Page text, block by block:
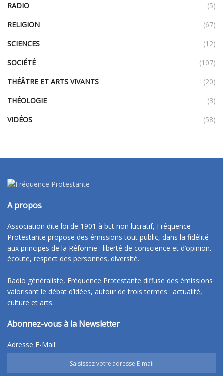
RADIO
(5)
RELIGION
(67)
SCIENCES
(12)
SOCIÉTÉ
(107)
THÉÂTRE ET ARTS VIVANTS
(20)
THÉOLOGIE
(3)
VIDÉOS
(58)
A propos
Association dite loi de 1901 à but non lucratif, Fréquence
Protestante propose des émissions tout public, dans la fidélité
aux principes de la Réforme : liberté de conscience et d’opinion,
écoute, respect des personnes, diversité.
Radio généraliste, Fréquence Protestante diffuse des émissions
valorisant le débat d’idées, autour de trois termes : actualité,
culture et arts.
Abonnez-vous à la Newsletter
Adresse E-Mail: